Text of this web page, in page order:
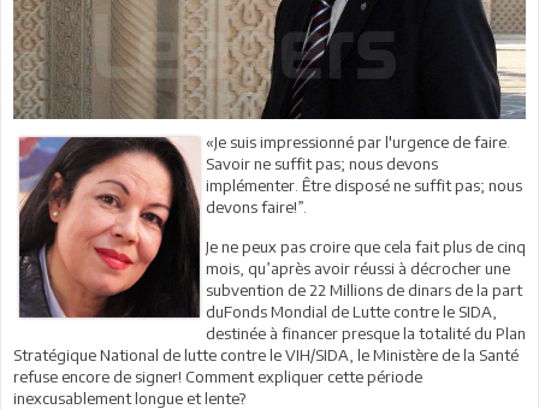
«Je suis impressionné par l'urgence de faire.
Savoir ne suffit pas; nous devons
implémenter. Être disposé ne suffit pas; nous
devons faire!”.
Je ne peux pas croire que cela fait plus de cinq
mois, qu’après avoir réussi à décrocher une
subvention de 22 Millions de dinars de la part
duFonds Mondial de Lutte contre le SIDA,
destinée à financer presque la totalité du Plan
Stratégique National de lutte contre le VIH/SIDA, le Ministère de la Santé
refuse encore de signer! Comment expliquer cette période
inexcusablement longue et lente?